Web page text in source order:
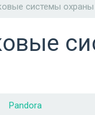
системы охраны
Pandora